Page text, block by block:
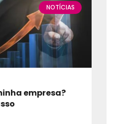
NOTÍCIAS
empresa?